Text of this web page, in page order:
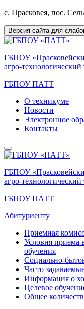
с. Прасковея, пос.
Версия сайта для
ГБПОУ
агро-
ГБПОУ ПАТТ
О техникуме
Новости
Электронное
Контакты
ГБПОУ
агро-
ГБПОУ ПАТТ
Абитуриенту
Приемная
Условия приема
обучения
Социально-
Часто
Информация о
Целевое
Общее